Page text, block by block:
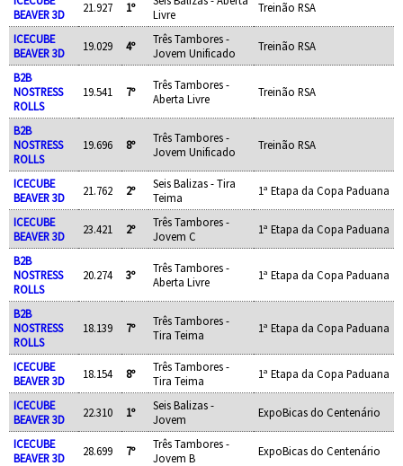
BEAVER 3D
21.927 1º
Livre
Treinão RSA
ICECUBE
BEAVER 3D
19.029 4º
Três Tambores -
Jovem Unificado
Treinão RSA
B2B
NOSTRESS
ROLLS
19.541 7º
Três Tambores -
Aberta Livre
Treinão RSA
B2B
NOSTRESS
ROLLS
19.696 8º
Três Tambores -
Jovem Unificado
Treinão RSA
ICECUBE
BEAVER 3D
21.762 2º
Seis Balizas - Tira
Teima
1ª Etapa da Copa Paduana
ICECUBE
BEAVER 3D
23.421 2º
Três Tambores -
Jovem C
1ª Etapa da Copa Paduana
B2B
NOSTRESS
ROLLS
20.274 3º
Três Tambores -
Aberta Livre
1ª Etapa da Copa Paduana
B2B
NOSTRESS
ROLLS
18.139 7º
Três Tambores -
Tira Teima
1ª Etapa da Copa Paduana
ICECUBE
BEAVER 3D
18.154 8º
Três Tambores -
Tira Teima
1ª Etapa da Copa Paduana
ICECUBE
BEAVER 3D
22.310 1º
Seis Balizas -
Jovem
ExpoBicas do Centenário
ICECUBE
BEAVER 3D
28.699 7º
Três Tambores -
Jovem B
ExpoBicas do Centenário